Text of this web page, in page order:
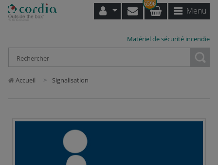
6596
Menu
Matériel de sécurité incendie
Accueil Signalisation